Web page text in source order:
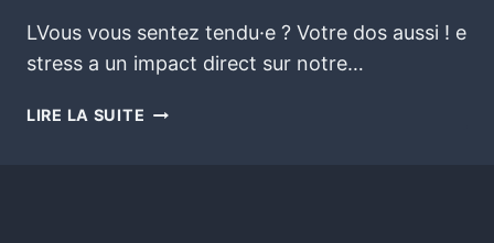
LVous vous sentez tendu·e ? Votre dos aussi ! e
stress a un impact direct sur notre…
LIRE LA SUITE